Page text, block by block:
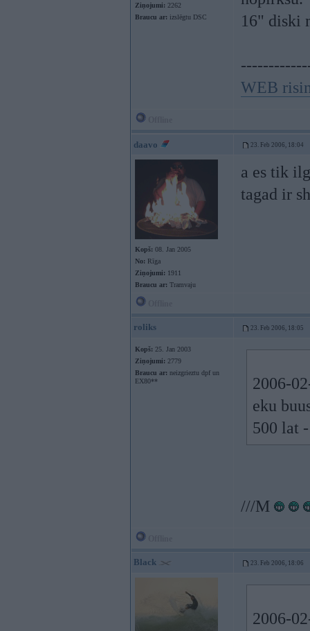
Ziņojumi: 2262
Braucu ar: izslēgtu DSC
16" diski
WEB
daavo 23. Feb 2006, 18:04
Kopš: 08. Jan 2005
No: Rīga
Ziņojumi: 1911
Braucu ar: Tramvaju
a es tik
tagad ir
roliks 23. Feb 2006, 18:05
Kopš: 25. Jan 2003
Ziņojumi: 2779
Braucu ar: neizgrieztu dpf un
EX80**
2006-
eku
500 lat
///M
Black 23. Feb 2006, 18:06
2006-